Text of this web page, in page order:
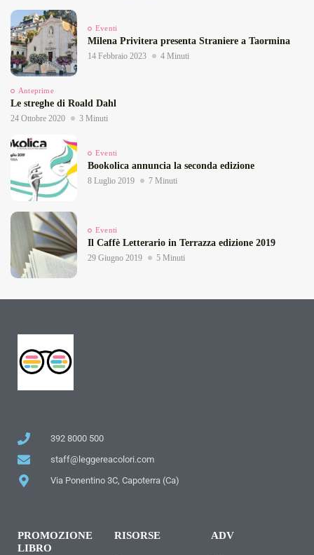
Eventi
Milena Privitera presenta Straniere a Taormina
14 Febbraio 2023 4 Minuti
Anteprime
Le streghe di Roald Dahl
24 Ottobre 2020 3 Minuti
Eventi
Bookolica annuncia la seconda edizione
8 Luglio 2019 7 Minuti
Eventi
Il Caffè Letterario in Terrazza edizione 2019
29 Giugno 2019 5 Minuti
392 8000 500
staff@leggereacolori.com
Via Ponentino 3C, Capoterra (Ca)
PROMOZIONE
LIBRO
RISORSE ADV